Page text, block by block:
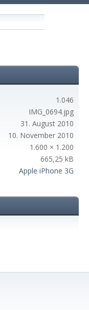
1.046
IMG_0694.jpg
31. August 2010
10. November 2010
1.600 × 1.200
665,25 kB
Apple iPhone 3G